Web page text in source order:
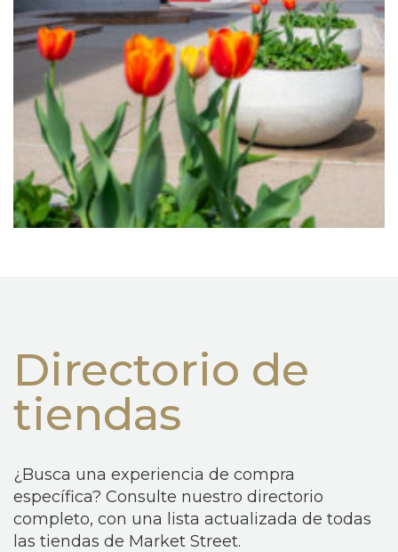
Directorio de
tiendas
¿Busca una experiencia de compra
específica? Consulte nuestro directorio
completo, con una lista actualizada de todas
las tiendas de Market Street.